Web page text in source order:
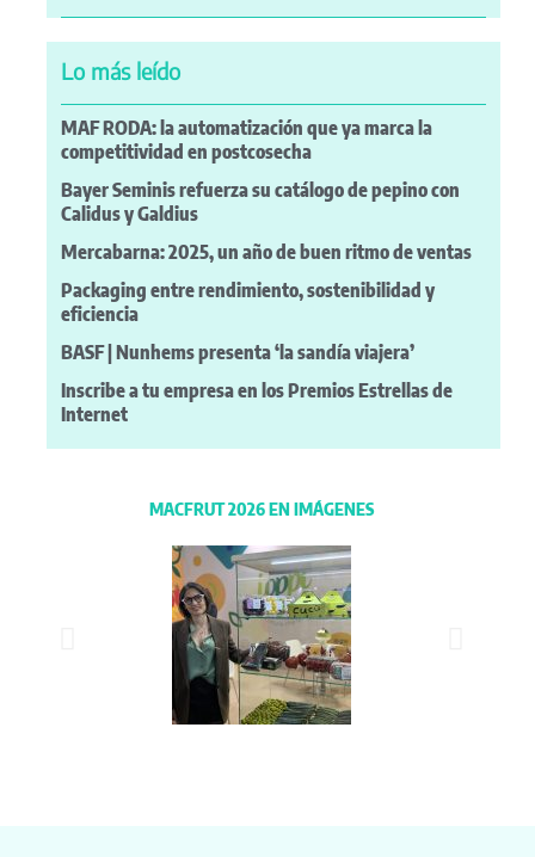
Lo más leído
MAF RODA: la automatización que ya marca la
competitividad en postcosecha
Bayer Seminis refuerza su catálogo de pepino con
Calidus y Galdius
Mercabarna: 2025, un año de buen ritmo de ventas
Packaging entre rendimiento, sostenibilidad y
eficiencia
BASF | Nunhems presenta ‘la sandía viajera’
Inscribe a tu empresa en los Premios Estrellas de
Internet
MACFRUT 2026 EN IMÁGENES